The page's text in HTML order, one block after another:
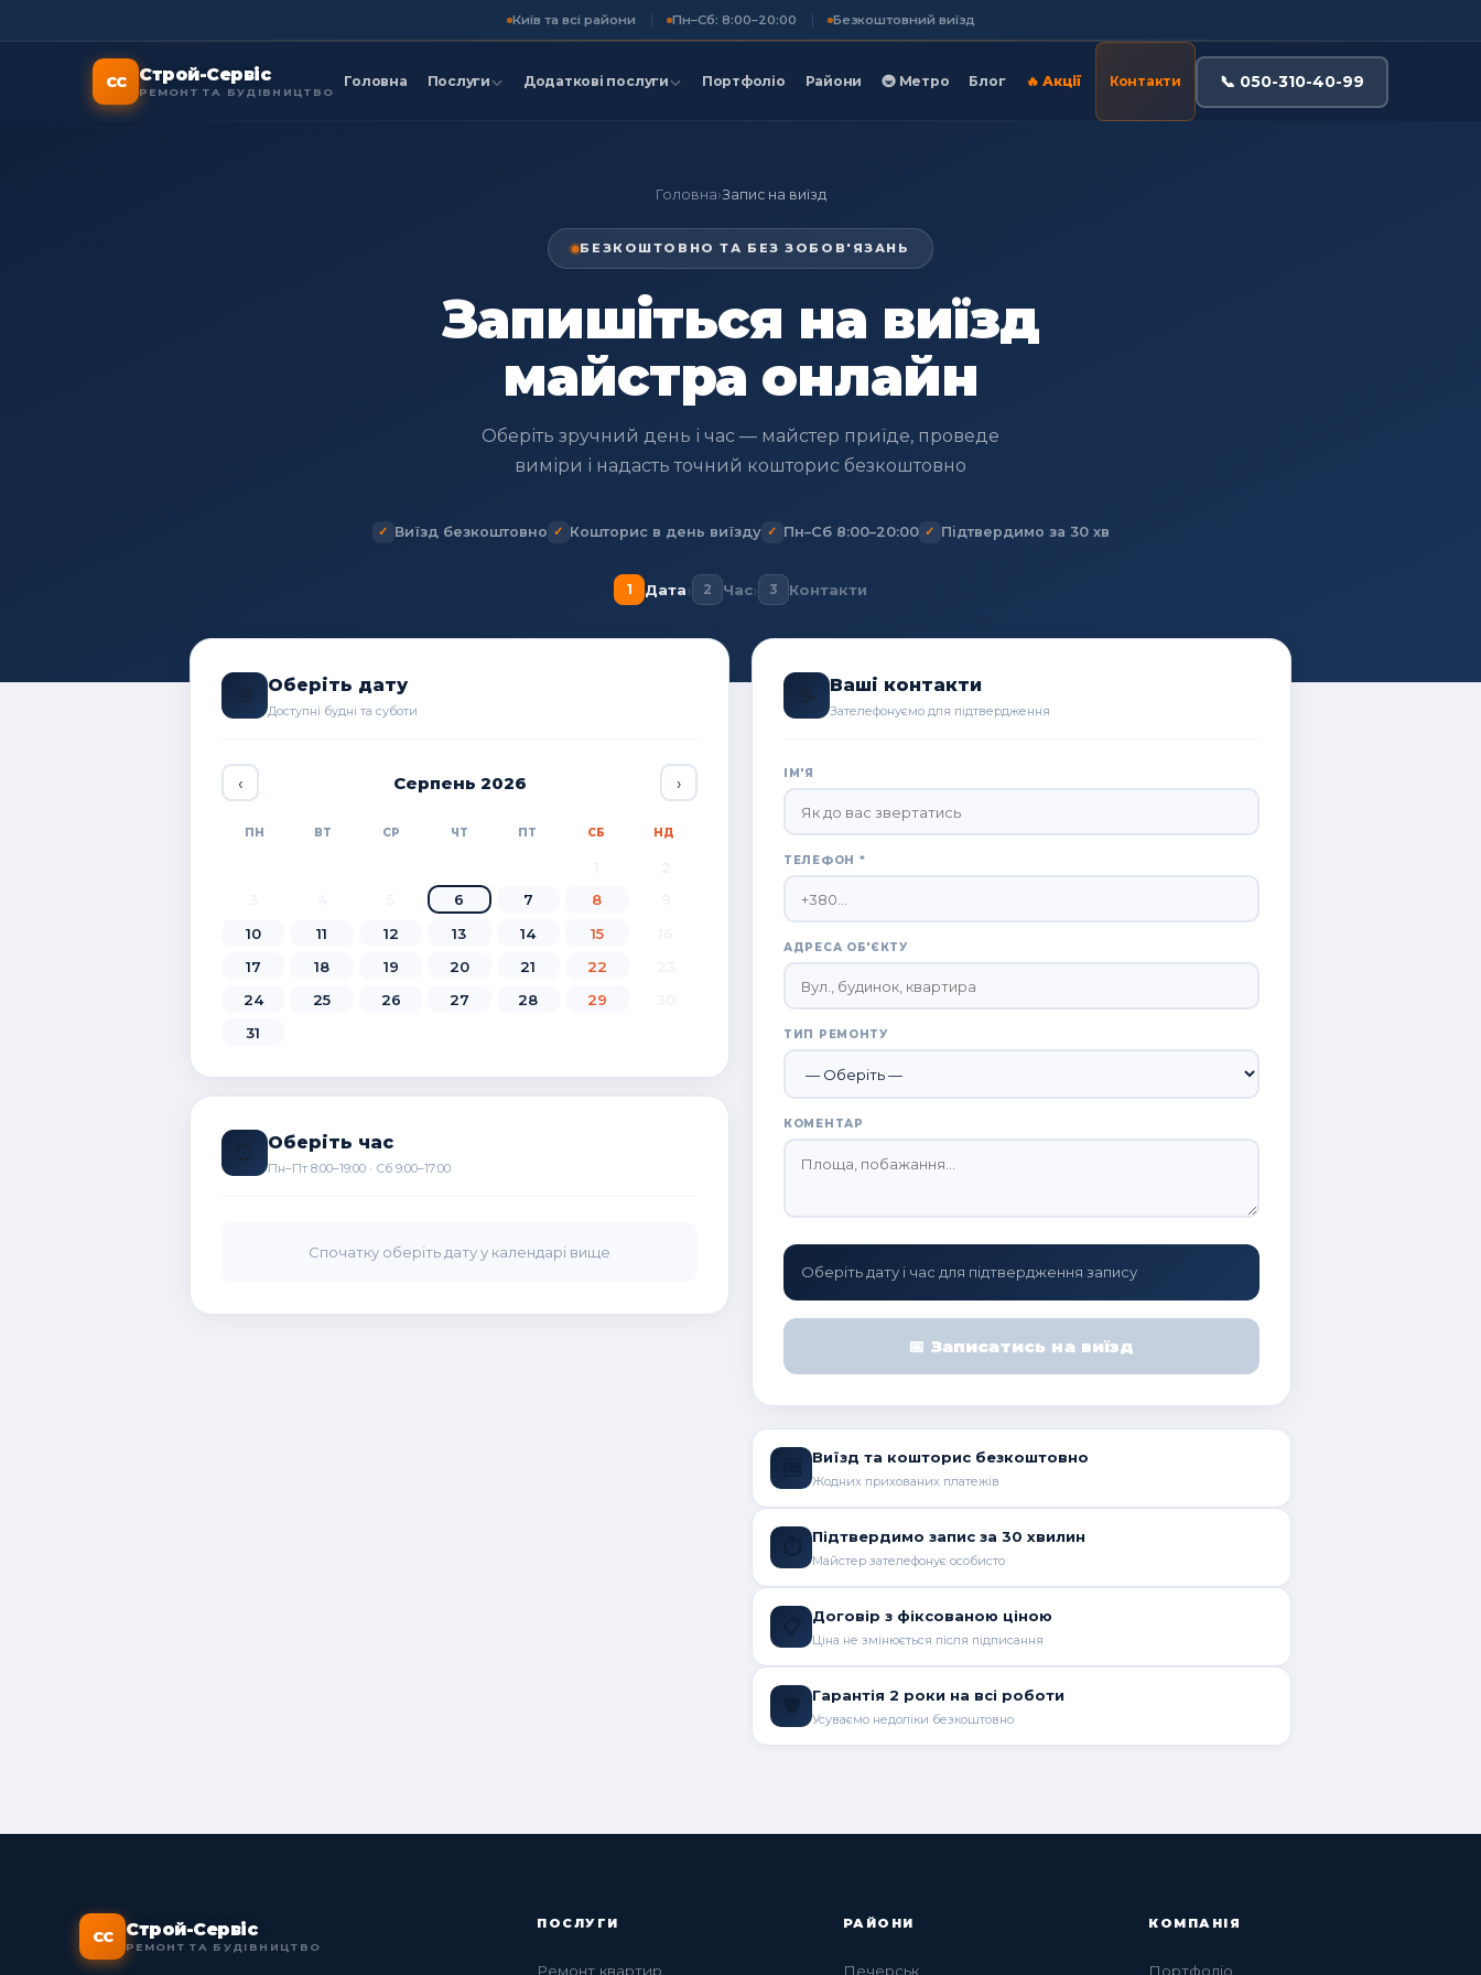
Київ та всі райони Пн–Сб: 8:00–20:00 Безкоштовний виїзд
СС Строй-Сервіс
РЕМОНТ ТА БУДІВНИЦТВО
Головна Послуги Додаткові послуги Портфоліо Райони 🚇 Метро Блог 🔥 Акції Контакти 📞 050-310-40-99
Головна›Запис на виїзд
БЕЗКОШТОВНО ТА БЕЗ ЗОБОВ'ЯЗАНЬ
Запишіться на виїзд
майстра онлайн
Оберіть зручний день і час — майстер приїде, проведе
виміри і надасть точний кошторис безкоштовно
Виїзд безкоштовно Кошторис в день виїзду Пн–Сб 8:00–20:00 Підтвердимо за 30 хв
1 Дата› 2 Час› 3 Контакти
📅 Оберіть дату
Доступні будні та суботи
‹ Серпень 2026 ›
ПН ВТ СР ЧТ ПТ СБ НД
6 7 8
10
11 12 13 14 15
17
18 19 20 21 22
24
25 26 27 28 29
31
⏰ Оберіть час
Пн–Пт 8:00–19:00 · Сб 9:00–17:00
Спочатку оберіть дату у календарі вище
📝 Ваші контакти
Зателефонуємо для підтвердження
ІМ'Я
ТЕЛЕФОН *
АДРЕСА ОБ'ЄКТУ
ТИП РЕМОНТУ
КОМЕНТАР
Оберіть дату і час для підтвердження запису
📅 Записатись на виїзд
Виїзд та кошторис безкоштовно
Жодних прихованих платежів
Підтвердимо запис за 30 хвилин
Майстер зателефонує особисто
Договір з фіксованою ціною
Ціна не змінюється після підписання
Гарантія 2 роки на всі роботи
Усуваємо недоліки безкоштовно
СС Строй-Сервіс
РЕМОНТ ТА БУДІВНИЦТВО
ПОСЛУГИ
Ремонт квартир
РАЙОНИ
Печерськ
КОМПАНІЯ
Портфоліо